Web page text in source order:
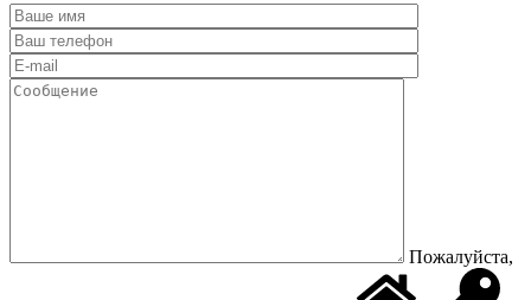
Пожалуйста,